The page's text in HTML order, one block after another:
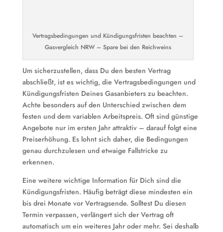
Vertragsbedingungen und Kündigungsfristen beachten –
Gasvergleich NRW – Spare bei den Reichweins
Um sicherzustellen, dass Du den besten Vertrag
abschließt, ist es wichtig, die Vertragsbedingungen und
Kündigungsfristen Deines Gasanbieters zu beachten.
Achte besonders auf den Unterschied zwischen dem
festen und dem variablen Arbeitspreis. Oft sind günstige
Angebote nur im ersten Jahr attraktiv – darauf folgt eine
Preiserhöhung. Es lohnt sich daher, die Bedingungen
genau durchzulesen und etwaige Fallstricke zu
erkennen.
Eine weitere wichtige Information für Dich sind die
Kündigungsfristen. Häufig beträgt diese mindesten ein
bis drei Monate vor Vertragsende. Solltest Du diesen
Termin verpassen, verlängert sich der Vertrag oft
automatisch um ein weiteres Jahr oder mehr. Sei deshalb